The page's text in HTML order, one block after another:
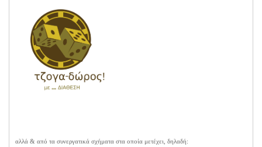
αλλά & από τα συνεργατικά σχήματα στα οποία μετέχει, δηλαδή: